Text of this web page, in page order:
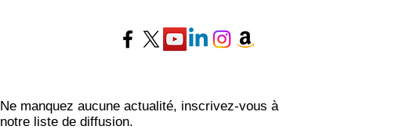
Ne manquez aucune actualité, inscrivez-vous à
notre liste de diffusion.